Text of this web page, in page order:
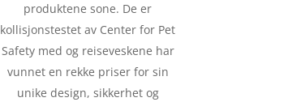
produktene sone. De er
kollisjonstestet av Center for Pet
Safety med og reiseveskene har
vunnet en rekke priser for sin
unike design, sikkerhet og